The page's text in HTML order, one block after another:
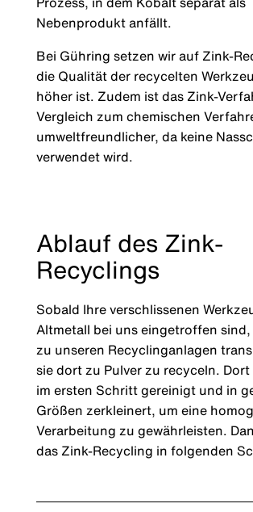
Nebenprodukt anfällt.
Bei Gühring setzen wir auf Zink-
die Qualität der recycelten
höher ist. Zudem ist das Zink-
Vergleich zum chemischen
umweltfreundlicher, da keine
verwendet wird.
Ablauf des Zink-
Recyclings
Sobald Ihre verschlissenen
Altmetall bei uns eingetroffen sind,
zu unseren Recyclinganlagen
sie dort zu Pulver zu recyceln.
im ersten Schritt gereinigt und in
Größen zerkleinert, um eine
Verarbeitung zu gewährleisten.
das Zink-Recycling in folgenden